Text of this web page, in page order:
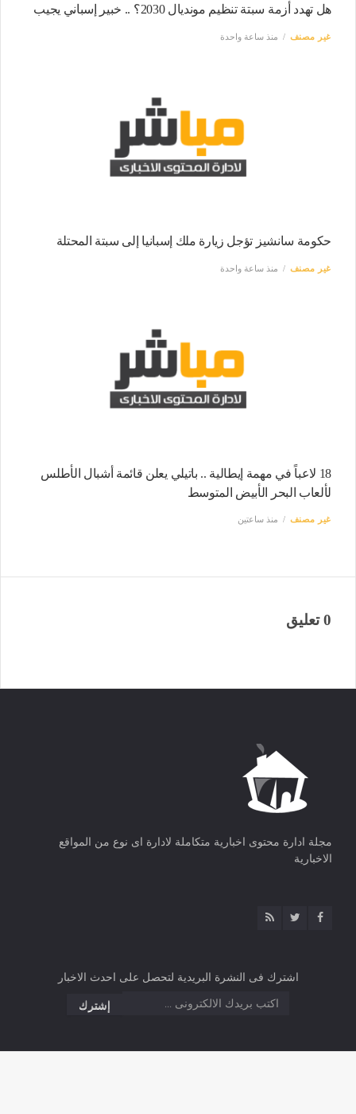
هل تهدد أزمة سبتة تنظيم مونديال 2030؟ .. خبير إسباني يجيب
غير مصنف منذ ساعة واحدة
حكومة سانشيز تؤجل زيارة ملك إسبانيا إلى سبتة المحتلة
غير مصنف منذ ساعة واحدة
18 لاعباً في مهمة إيطالية .. باتيلي يعلن قائمة أشبال الأطلس
لألعاب البحر الأبيض المتوسط
غير مصنف منذ ساعتين
0 تعليق
مجلة ادارة محتوى اخبارية متكاملة لادارة اى نوع من المواقع
الاخبارية
اشترك فى النشرة البريدية لتحصل على احدث الاخبار